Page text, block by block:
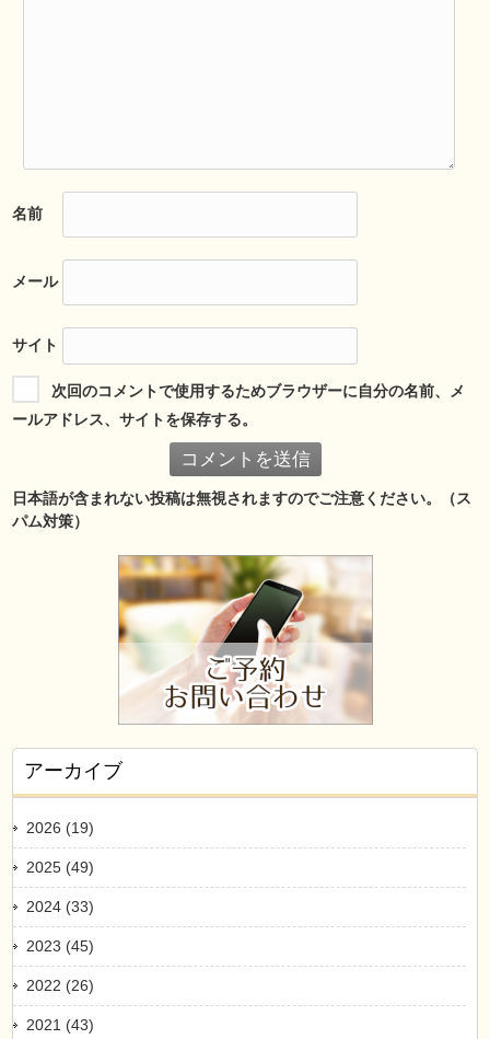
名前
メール
サイト
次回のコメントで使用するためブラウザーに自分の名前、メ
ールアドレス、サイトを保存する。
日本語が含まれない投稿は無視されますのでご注意ください。（ス
パム対策）
アーカイブ
2026 (19)
2025 (49)
2024 (33)
2023 (45)
2022 (26)
2021 (43)